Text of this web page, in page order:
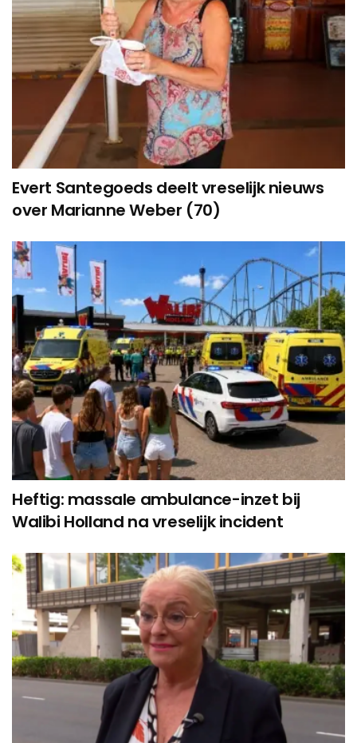
Evert Santegoeds deelt vreselijk nieuws
over Marianne Weber (70)
Heftig: massale ambulance-inzet bij
Walibi Holland na vreselijk incident